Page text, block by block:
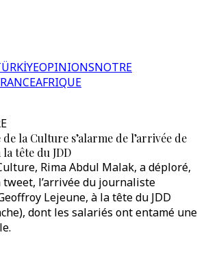
OPINIONSNOTRE
AFRIQUE
la Culture s’alarme de l’arrivée de
tête du JDD
Rima Abdul Malak, a déploré,
l’arrivée du journaliste
Lejeune, à la tête du JDD
dont les salariés ont entamé une